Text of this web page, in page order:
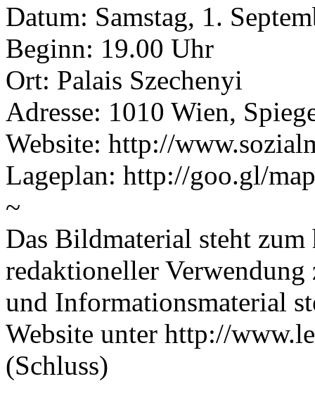
Datum: Samstag, 1.
Beginn: 19.00 Uhr
Ort: Palais Szechenyi
Adresse: 1010 Wien,
Website: http://
Lageplan: http://goo.gl/
~
Das Bildmaterial steht
redaktioneller
und Informationsmaterial
Website unter http://
(Schluss)